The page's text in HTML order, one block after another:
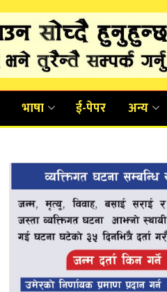
भाषा ई-पेपर अन्य